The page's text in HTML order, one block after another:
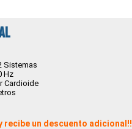
Sistemas
Hz
Cardioide
recibe un descuento adicional!!